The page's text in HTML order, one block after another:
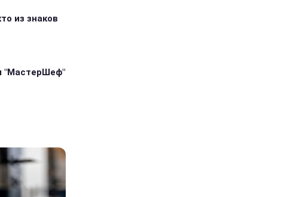
из знаков
"МастерШеф"